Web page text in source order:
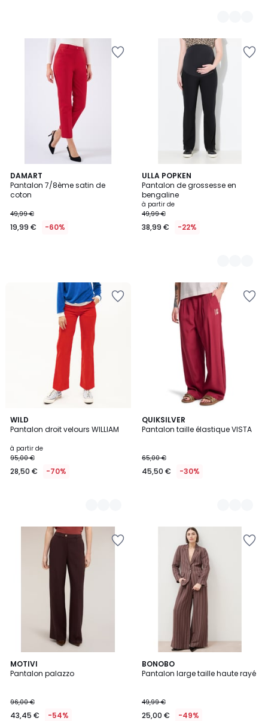
DAMART
Pantalon 7/8ème satin de
coton
49,99 €
19,99 € -60%
ULLA POPKEN
Pantalon de grossesse en
bengaline
à partir de
49,99 €
38,99 € -22%
2
Couleurs
WILD
Pantalon droit velours WILLIAM
à partir de
95,00 €
28,50 € -70%
10
Couleurs
QUIKSILVER
Pantalon taille élastique VISTA
65,00 €
45,50 € -30%
3
Couleurs
MOTIVI
Pantalon palazzo
96,00 €
43,45 € -54%
2
Couleurs
BONOBO
Pantalon large taille haute rayé
49,99 €
25,00 € -49%